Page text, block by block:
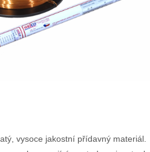
vysoce jakostní přídavný materiál.